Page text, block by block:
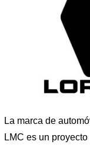
La marca de
LMC es un